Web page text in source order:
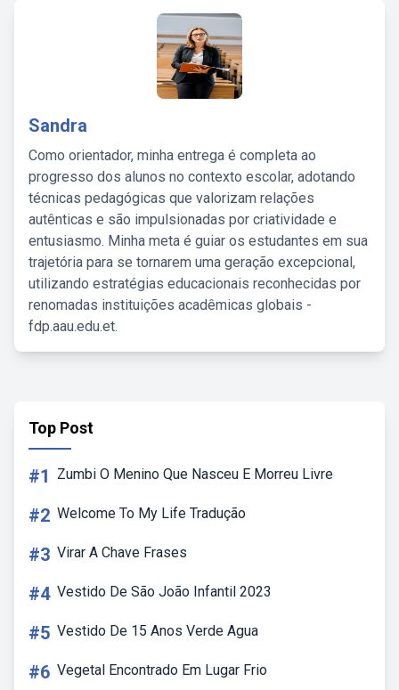
Sandra
Como orientador, minha entrega é completa ao
progresso dos alunos no contexto escolar, adotando
técnicas pedagógicas que valorizam relações
autênticas e são impulsionadas por criatividade e
entusiasmo. Minha meta é guiar os estudantes em sua
trajetória para se tornarem uma geração excepcional,
utilizando estratégias educacionais reconhecidas por
renomadas instituições acadêmicas globais -
fdp.aau.edu.et.
Top Post
#1 Zumbi O Menino Que Nasceu E Morreu Livre
#2 Welcome To My Life Tradução
#3 Virar A Chave Frases
#4 Vestido De São João Infantil 2023
#5 Vestido De 15 Anos Verde Agua
#6 Vegetal Encontrado Em Lugar Frio